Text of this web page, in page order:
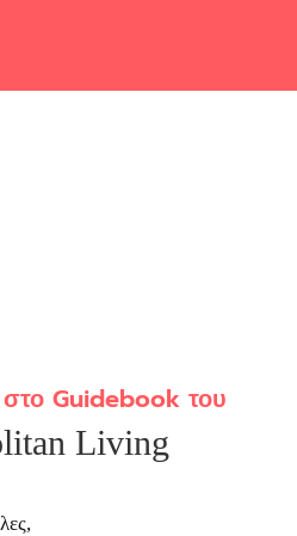
Guidebook του
Living